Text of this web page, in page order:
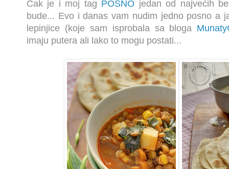
Čak je i moj tag POSNO jedan od najvećih
bude... Evo i danas vam nudim jedno posno a
lepinjice (koje sam isprobala sa bloga
imaju putera ali lako to mogu postati...